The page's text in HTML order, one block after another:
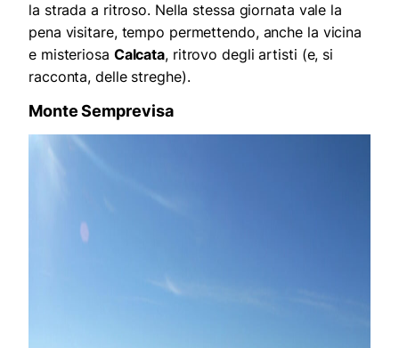
la strada a ritroso. Nella stessa giornata vale la
pena visitare, tempo permettendo, anche la vicina
e misteriosa Calcata, ritrovo degli artisti (e, si
racconta, delle streghe).
Monte Semprevisa